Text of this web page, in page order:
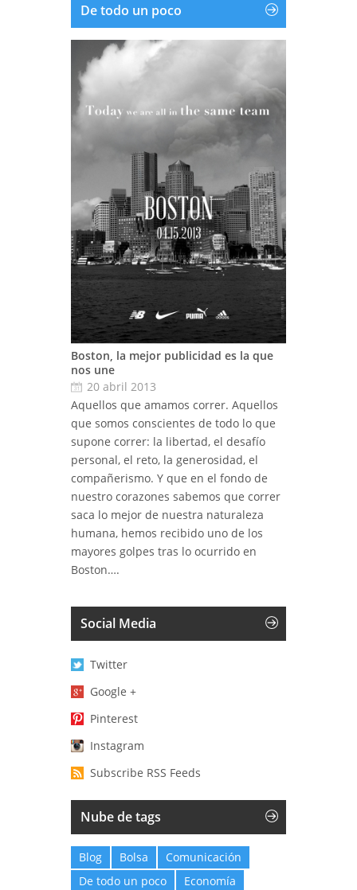
De todo un poco
Boston, la mejor publicidad es la que
nos une
20 abril 2013
Aquellos que amamos correr. Aquellos
que somos conscientes de todo lo que
supone correr: la libertad, el desafío
personal, el reto, la generosidad, el
compañerismo. Y que en el fondo de
nuestro corazones sabemos que correr
saca lo mejor de nuestra naturaleza
humana, hemos recibido uno de los
mayores golpes tras lo ocurrido en
Boston….
Social Media
Twitter
Google +
Pinterest
Instagram
Subscribe RSS Feeds
Nube de tags
Blog Bolsa
Comunicación
De todo un poco
Economía